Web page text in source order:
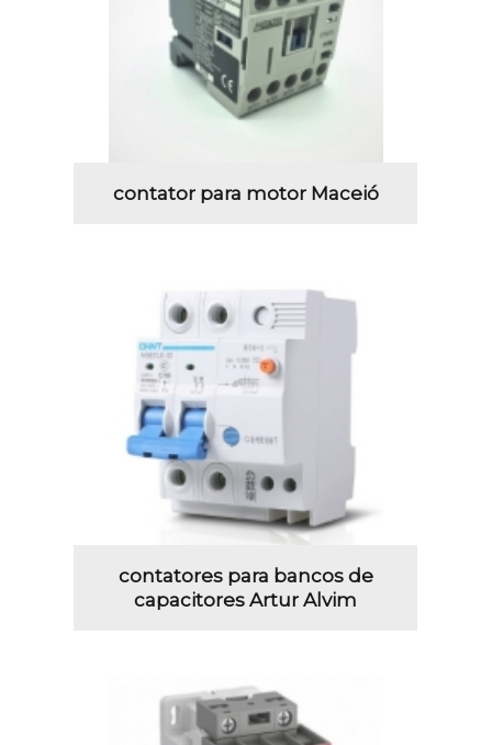
contator para motor Maceió
contatores para bancos de
capacitores Artur Alvim